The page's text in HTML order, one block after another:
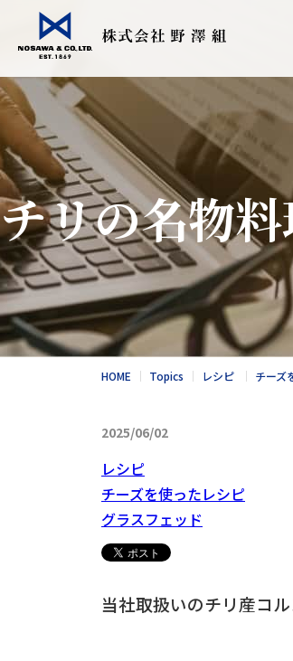
会社情報
総合カタログ
事業紹介
総合カタログ
お問合せ
Topics
採用情報
新卒エントリー
キャリア採用エントリー
チリの名物
HOME Topics レシピ チーズ
2025/06/02
レシピ
チーズを使ったレシピ
グラスフェッド
当社取扱いのチリ産コ